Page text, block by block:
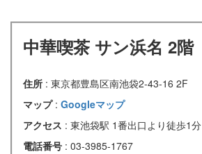
中華喫茶 サン浜名 2階
住所 : 東京都豊島区南池袋2-43-16 2F
マップ : Googleマップ
アクセス : 東池袋駅 1番出口より徒歩1分
電話番号 : 03-3985-1767